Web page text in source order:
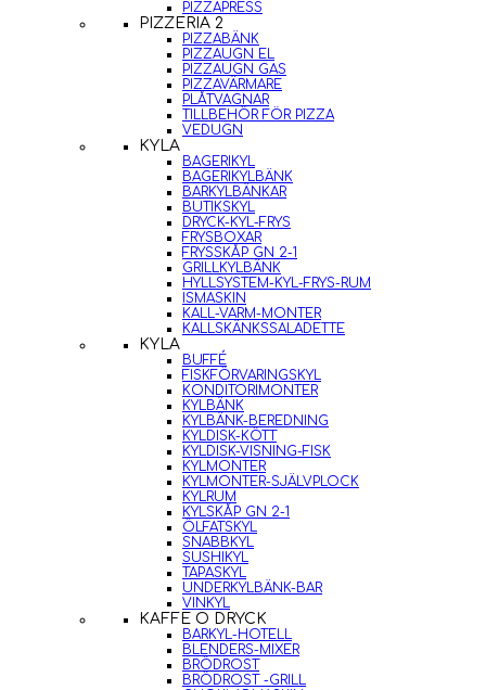
PIZZAPRESS
PIZZERIA 2
PIZZABÄNK
PIZZAUGN EL
PIZZAUGN GAS
PIZZAVÄRMARE
PLÅTVAGNAR
TILLBEHÖR FÖR PIZZA
VEDUGN
KYLA
BAGERIKYL
BAGERIKYLBÄNK
BARKYLBÄNKAR
BUTIKSKYL
DRYCK-KYL-FRYS
FRYSBOXAR
FRYSSKÅP GN 2-1
GRILLKYLBÄNK
HYLLSYSTEM-KYL-FRYS-RUM
ISMASKIN
KALL-VARM-MONTER
KALLSKÄNKSSALADETTE
KYLA
BUFFÉ
FISKFÖRVARINGSKYL
KONDITORIMONTER
KYLBÄNK
KYLBÄNK-BEREDNING
KYLDISK-KÖTT
KYLDISK-VISNING-FISK
KYLMONTER
KYLMONTER-SJÄLVPLOCK
KYLRUM
KYLSKÅP GN 2-1
ÖLFATSKYL
SNABBKYL
SUSHIKYL
TAPASKYL
UNDERKYLBÄNK-BAR
VINKYL
KAFFE O DRYCK
BARKYL-HOTELL
BLENDERS-MIXER
BRÖDROST
BRÖDROST -GRILL